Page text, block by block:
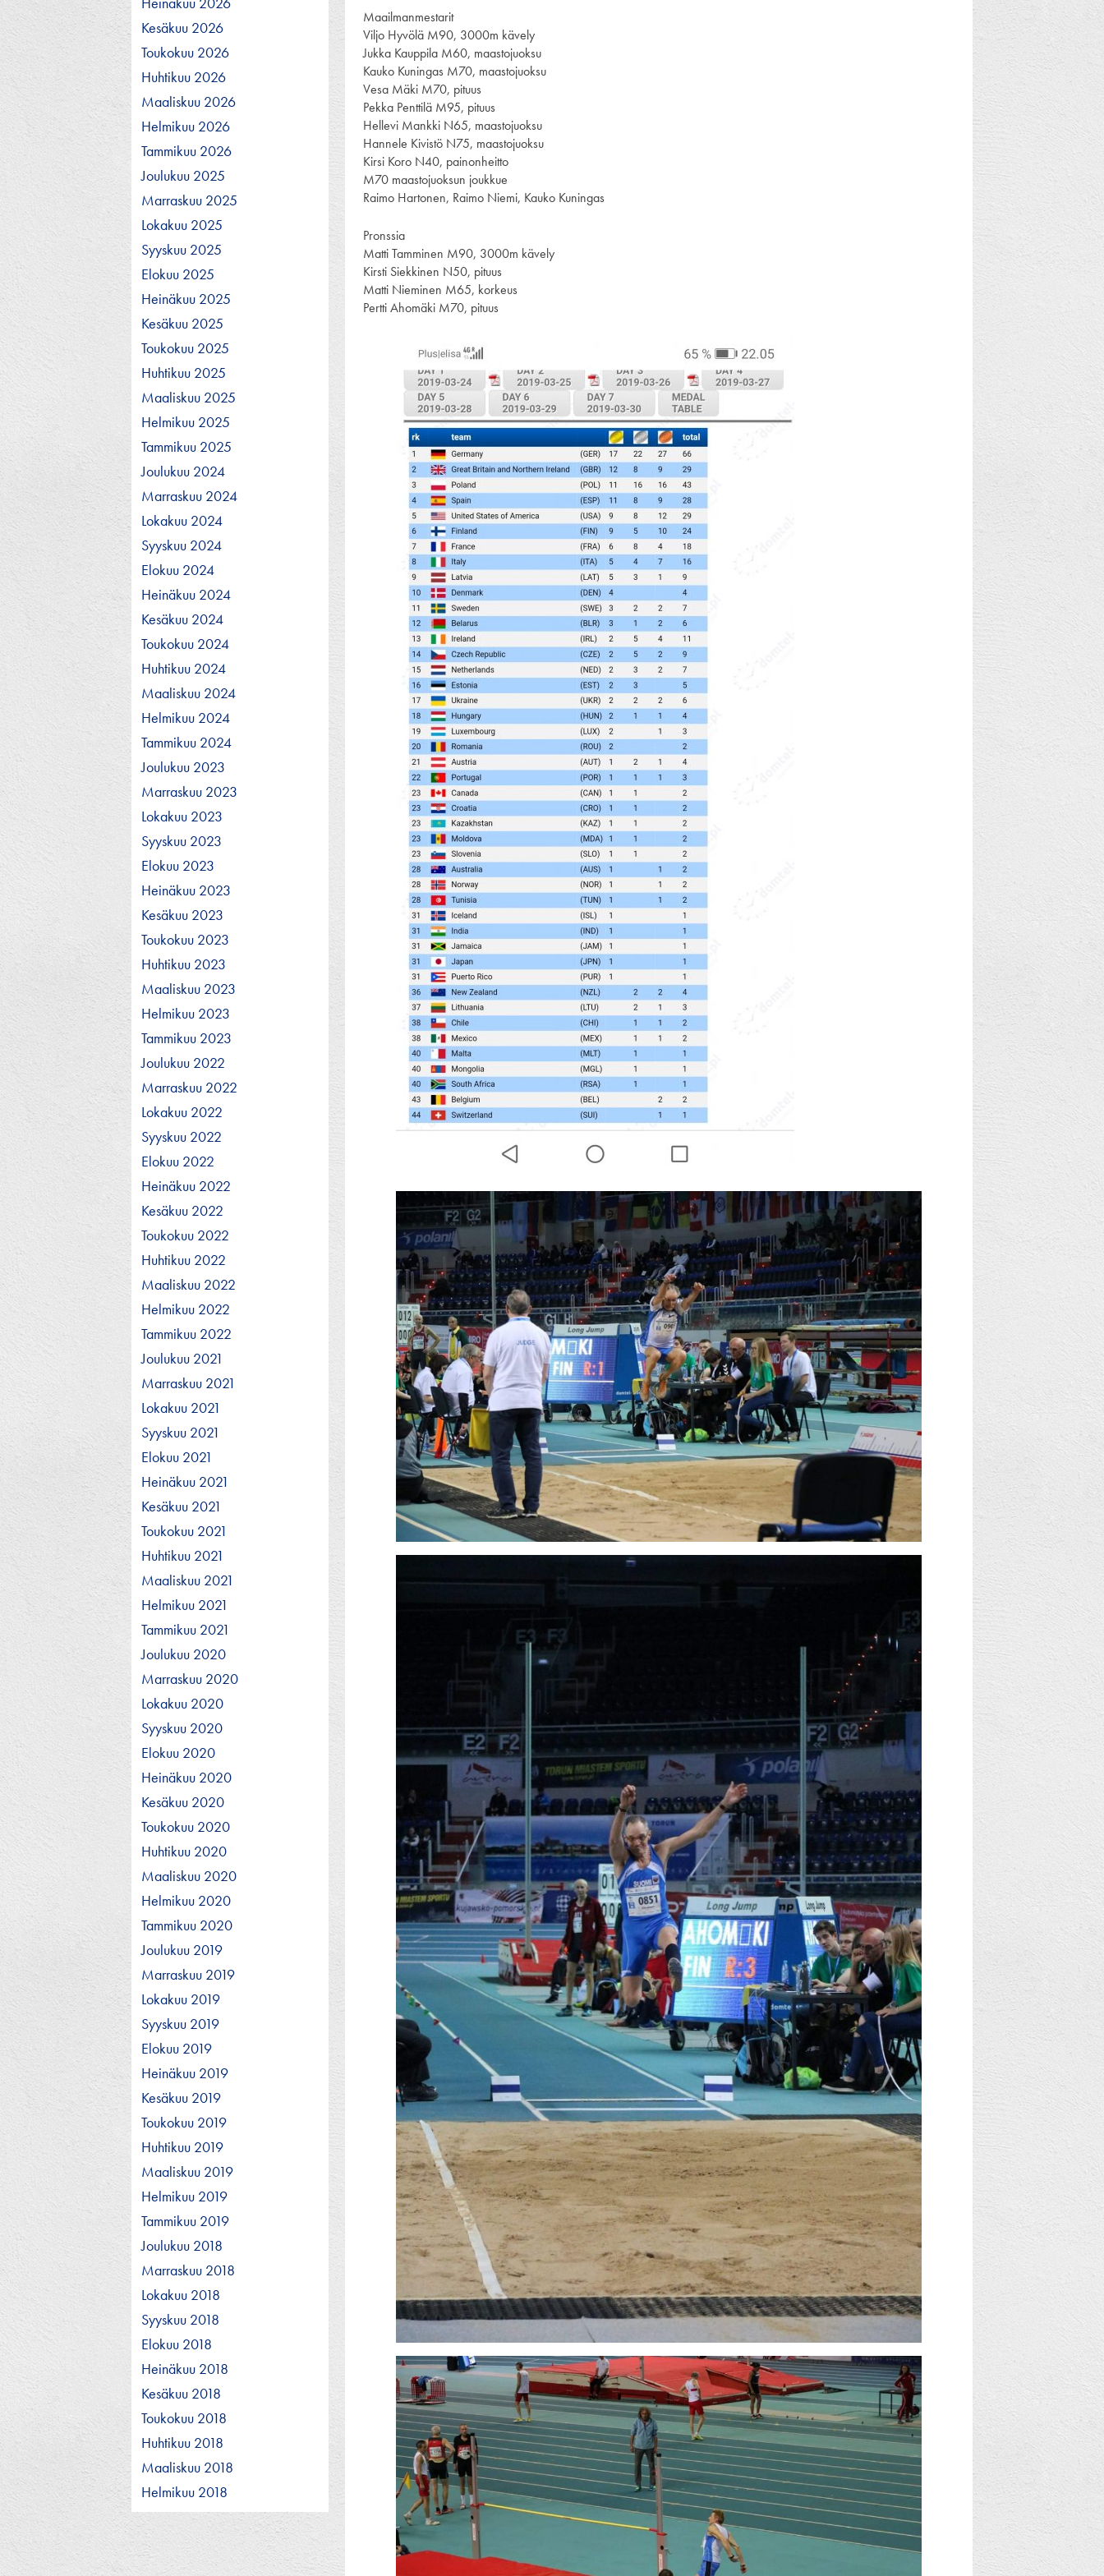
Kesäkuu 2026
Toukokuu 2026
Huhtikuu 2026
Maaliskuu 2026
Helmikuu 2026
Tammikuu 2026
Joulukuu 2025
Marraskuu 2025
Lokakuu 2025
Syyskuu 2025
Elokuu 2025
Heinäkuu 2025
Kesäkuu 2025
Toukokuu 2025
Huhtikuu 2025
Maaliskuu 2025
Helmikuu 2025
Tammikuu 2025
Joulukuu 2024
Marraskuu 2024
Lokakuu 2024
Syyskuu 2024
Elokuu 2024
Heinäkuu 2024
Kesäkuu 2024
Toukokuu 2024
Huhtikuu 2024
Maaliskuu 2024
Helmikuu 2024
Tammikuu 2024
Joulukuu 2023
Marraskuu 2023
Lokakuu 2023
Syyskuu 2023
Elokuu 2023
Heinäkuu 2023
Kesäkuu 2023
Toukokuu 2023
Huhtikuu 2023
Maaliskuu 2023
Helmikuu 2023
Tammikuu 2023
Joulukuu 2022
Marraskuu 2022
Lokakuu 2022
Syyskuu 2022
Elokuu 2022
Heinäkuu 2022
Kesäkuu 2022
Toukokuu 2022
Huhtikuu 2022
Maaliskuu 2022
Helmikuu 2022
Tammikuu 2022
Joulukuu 2021
Marraskuu 2021
Lokakuu 2021
Syyskuu 2021
Elokuu 2021
Heinäkuu 2021
Kesäkuu 2021
Toukokuu 2021
Huhtikuu 2021
Maaliskuu 2021
Helmikuu 2021
Tammikuu 2021
Joulukuu 2020
Marraskuu 2020
Lokakuu 2020
Syyskuu 2020
Elokuu 2020
Heinäkuu 2020
Kesäkuu 2020
Toukokuu 2020
Huhtikuu 2020
Maaliskuu 2020
Helmikuu 2020
Tammikuu 2020
Joulukuu 2019
Marraskuu 2019
Lokakuu 2019
Syyskuu 2019
Elokuu 2019
Heinäkuu 2019
Kesäkuu 2019
Toukokuu 2019
Huhtikuu 2019
Maaliskuu 2019
Helmikuu 2019
Tammikuu 2019
Joulukuu 2018
Marraskuu 2018
Lokakuu 2018
Syyskuu 2018
Elokuu 2018
Heinäkuu 2018
Kesäkuu 2018
Toukokuu 2018
Huhtikuu 2018
Maaliskuu 2018
Helmikuu 2018
Maailmanmestarit
Viljo Hyvölä M90, 3000m kävely
Jukka Kauppila M60, maastojuoksu
Kauko Kuningas M70, maastojuoksu
Vesa Mäki M70, pituus
Pekka Penttilä M95, pituus
Hellevi Mankki N65, maastojuoksu
Hannele Kivistö N75, maastojuoksu
Kirsi Koro N40, painonheitto
M70 maastojuoksun joukkue
Raimo Hartonen, Raimo Niemi, Kauko Kuningas
Pronssia
Matti Tamminen M90, 3000m kävely
Kirsti Siekkinen N50, pituus
Matti Nieminen M65, korkeus
Pertti Ahomäki M70, pituus